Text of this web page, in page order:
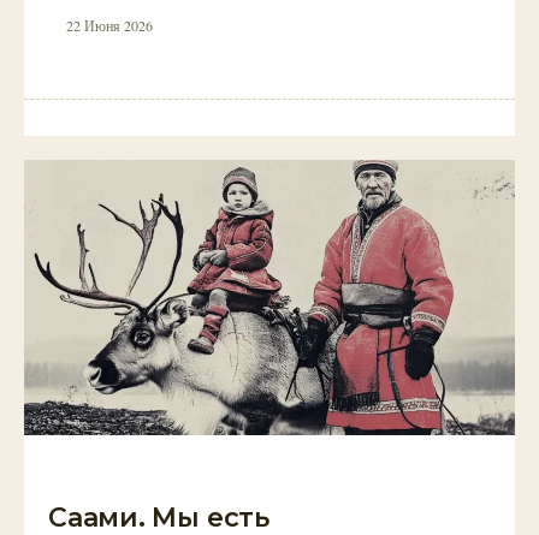
22 Июня 2026
Саами. Мы есть